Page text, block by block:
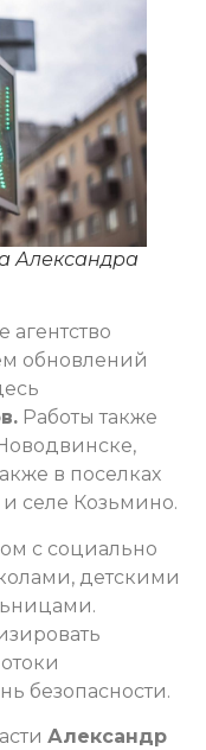
Александра
обновлений
Работы также
в поселках
селе Козьмино.
с социально
детскими
безопасности.
Александр